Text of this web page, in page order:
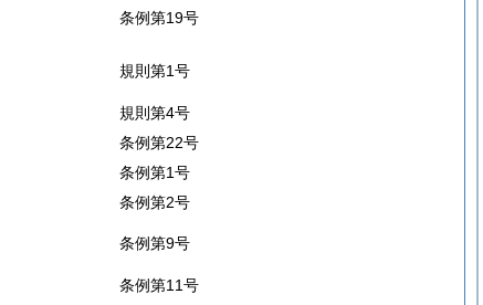
条例第19号
規則第1号
規則第4号
条例第22号
条例第1号
条例第2号
条例第9号
条例第11号